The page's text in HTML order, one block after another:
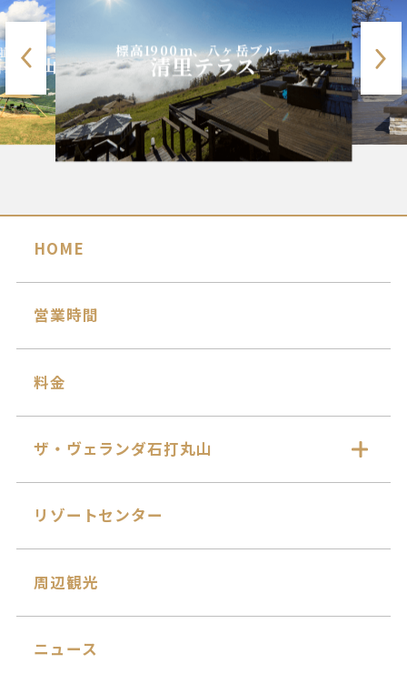
丸山
標高1900m、八ヶ岳ブルー
清里テラス
HOME
営業時間
料金
ザ・ヴェランダ石打丸山
リゾートセンター
周辺観光
ニュース